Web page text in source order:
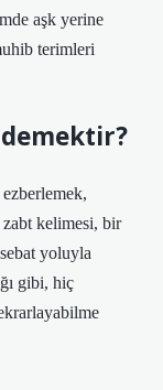
aşk yerine
terimleri
zabt kelimesi, bir
yoluyla
gibi, hiç